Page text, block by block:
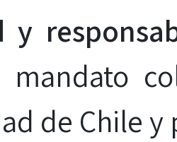
y
mandato
de Chile